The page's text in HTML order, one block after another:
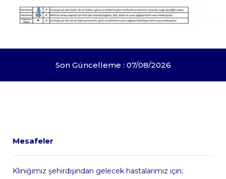
Son Güncelleme : 07/08/2026
Mesafeler
Kliniğimiz şehirdışından gelecek hastalarımız için;